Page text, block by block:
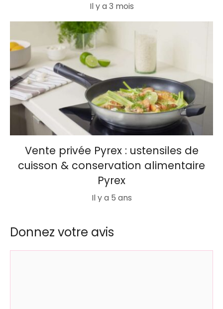
Il y a 3 mois
Vente privée Pyrex : ustensiles de
cuisson & conservation alimentaire
Pyrex
Il y a 5 ans
Donnez votre avis